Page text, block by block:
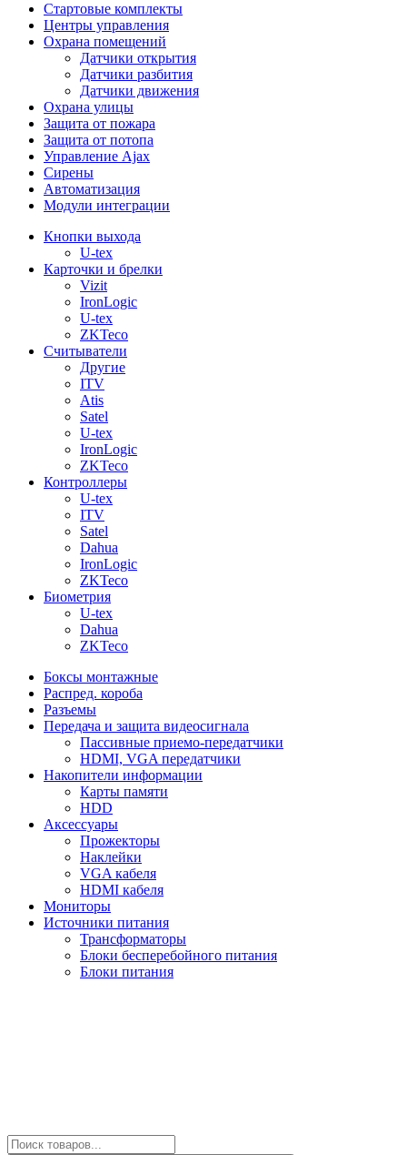
Стартовые комплекты
Центры управления
Охрана помещений
Датчики открытия
Датчики разбития
Датчики движения
Охрана улицы
Защита от пожара
Защита от потопа
Управление Ajax
Сирены
Автоматизация
Модули интеграции
Кнопки выхода
U-tex
Карточки и брелки
Vizit
IronLogic
U-tex
ZKTeco
Считыватели
Другие
ITV
Atis
Satel
U-tex
IronLogic
ZKTeco
Контроллеры
U-tex
ITV
Satel
Dahua
IronLogic
ZKTeco
Биометрия
U-tex
Dahua
ZKTeco
Боксы монтажные
Распред. короба
Разъемы
Передача и защита видеосигнала
Пассивные приемо-передатчики
HDMI, VGA передатчики
Накопители информации
Карты памяти
HDD
Аксессуары
Прожекторы
Наклейки
VGA кабеля
HDMI кабеля
Мониторы
Источники питания
Трансформаторы
Блоки бесперебойного питания
Блоки питания